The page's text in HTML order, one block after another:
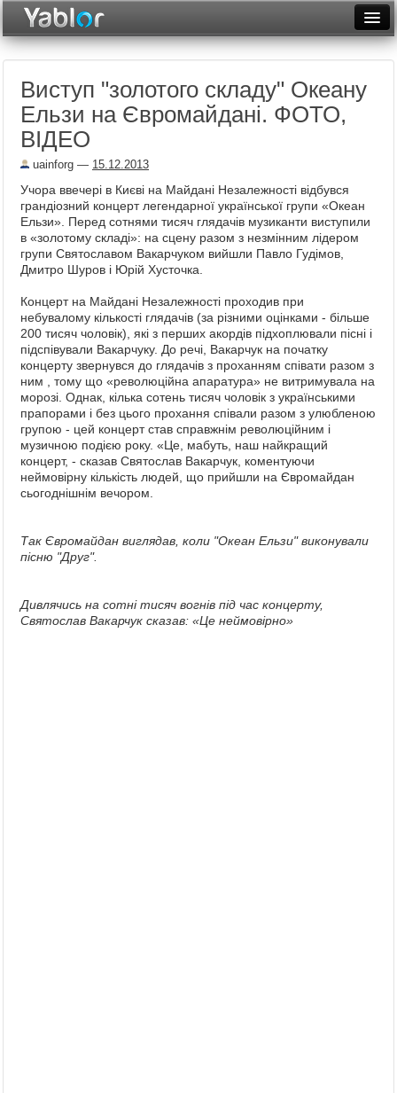
Неделя
Месяц
Архив
Фототоп
Видеотоп
Виступ "золотого складу" Океану
Ельзи на Євромайдані. ФОТО,
ВІДЕО
uainforg — 15.12.2013
Учора ввечері в Києві на Майдані Незалежності відбувся
грандіозний концерт легендарної української групи «Океан
Ельзи». Перед сотнями тисяч глядачів музиканти виступили
в «золотому складі»: на сцену разом з незмінним лідером
групи Святославом Вакарчуком вийшли Павло Гудімов,
Дмитро Шуров і Юрій Хусточка.
Концерт на Майдані Незалежності проходив при
небувалому кількості глядачів (за різними оцінками - більше
200 тисяч чоловік), які з перших акордів підхоплювали пісні і
підспівували Вакарчуку. До речі, Вакарчук на початку
концерту звернувся до глядачів з проханням співати разом з
ним , тому що «революційна апаратура» не витримувала на
морозі. Однак, кілька сотень тисяч чоловік з українськими
прапорами і без цього прохання співали разом з улюбленою
групою - цей концерт став справжнім революційним і
музичною подією року. «Це, мабуть, наш найкращий
концерт, - сказав Святослав Вакарчук, коментуючи
неймовірну кількість людей, що прийшли на Євромайдан
сьогоднішнім вечором.
Так Євромайдан виглядав, коли "Океан Ельзи" виконували
пісню "Друг".
Дивлячись на сотні тисяч вогнів під час концерту,
Святослав Вакарчук сказав: «Це неймовiрно»